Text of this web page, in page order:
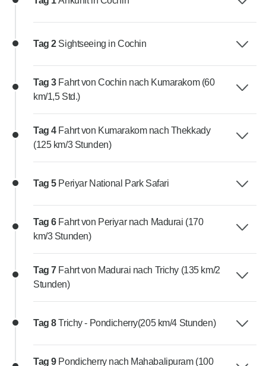
Tag 2 Sightseeing in Cochin
Tag 3 Fahrt von Cochin nach Kumarakom (60
km/1,5 Std.)
Tag 4 Fahrt von Kumarakom nach Thekkady
(125 km/3 Stunden)
Tag 5 Periyar National Park Safari
Tag 6 Fahrt von Periyar nach Madurai (170
km/3 Stunden)
Tag 7 Fahrt von Madurai nach Trichy (135 km/2
Stunden)
Tag 8Trichy - Pondicherry(205 km/4 Stunden)
Tag 9 Pondicherry nach Mahabalipuram (100